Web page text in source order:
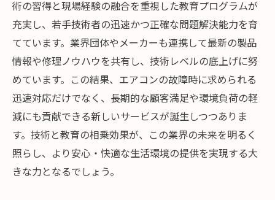
術の習得と現場経験の融合を重視した教育プログラムが
充実し、若手技術者の迅速かつ正確な問題解決能力を育
てています。業界団体やメーカーも連携して最新の製品
情報や修理ノウハウを共有し、技術レベルの底上げに努
めています。この結果、エアコンの故障時に求められる
迅速対応だけでなく、長期的な顧客満足や環境負荷の軽
減にも貢献できる新しいサービスが誕生しつつありま
す。技術と教育の相乗効果が、この業界の未来を明るく
照らし、より安心・快適な生活環境の提供を実現する大
きな力となるでしょう。